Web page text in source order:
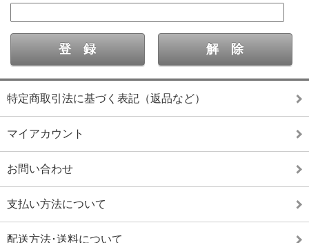
特定商取引法に基づく表記（返品など）
マイアカウント
お問い合わせ
支払い方法について
配送方法･送料について